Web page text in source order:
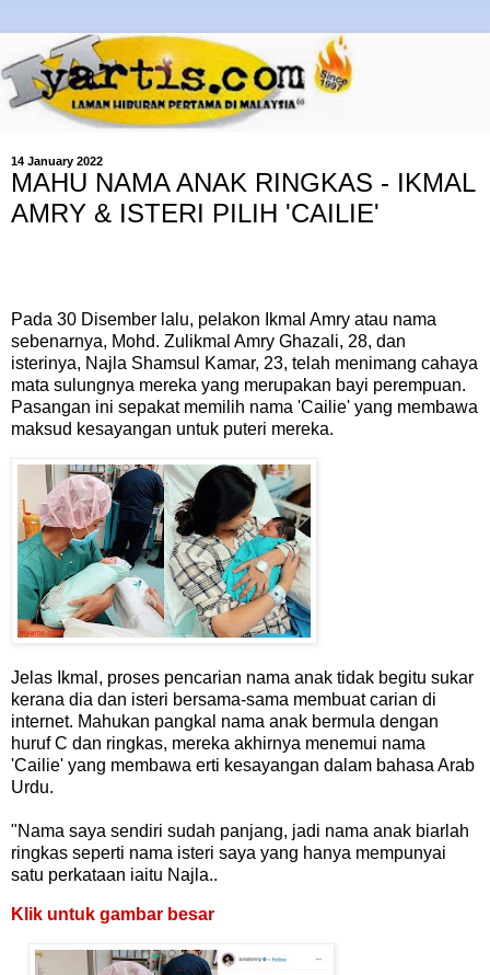
14 January 2022
MAHU NAMA ANAK RINGKAS - IKMAL
AMRY & ISTERI PILIH 'CAILIE'
Pada 30 Disember lalu, pelakon Ikmal Amry atau nama
sebenarnya, Mohd. Zulikmal Amry Ghazali, 28, dan
isterinya, Najla Shamsul Kamar, 23, telah menimang cahaya
mata sulungnya mereka yang merupakan bayi perempuan.
Pasangan ini sepakat memilih nama 'Cailie' yang membawa
maksud kesayangan untuk puteri mereka.
Jelas Ikmal, proses pencarian nama anak tidak begitu sukar
kerana dia dan isteri bersama-sama membuat carian di
internet. Mahukan pangkal nama anak bermula dengan
huruf C dan ringkas, mereka akhirnya menemui nama
'Cailie' yang membawa erti kesayangan dalam bahasa Arab
Urdu.
"Nama saya sendiri sudah panjang, jadi nama anak biarlah
ringkas seperti nama isteri saya yang hanya mempunyai
satu perkataan iaitu Najla..
Klik untuk gambar besar